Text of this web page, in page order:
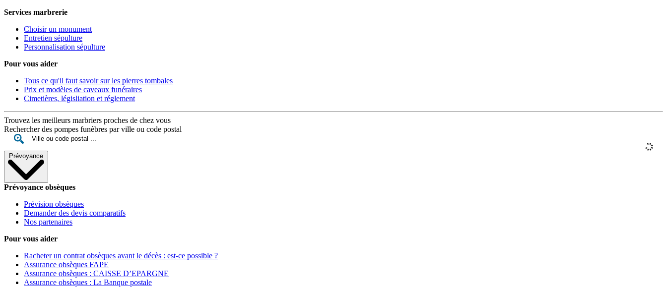
Services marbrerie
Choisir un monument
Entretien sépulture
Personnalisation sépulture
Pour vous aider
Tous ce qu'il faut savoir sur les pierres tombales
Prix et modèles de caveaux funéraires
Cimetières, législiation et réglement
Trouvez les meilleurs marbriers proches de chez vous
Rechercher des pompes funèbres par ville ou code postal
Prévoyance
Prévoyance obsèques
Prévision obsèques
Demander des devis comparatifs
Nos partenaires
Pour vous aider
Racheter un contrat obsèques avant le décès : est-ce possible ?
Assurance obsèques FAPE
Assurance obsèques : CAISSE D’EPARGNE
Assurance obsèques : La Banque postale